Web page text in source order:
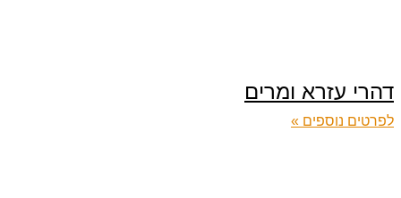
דהרי עזרא ומרים
לפרטים נוספים »